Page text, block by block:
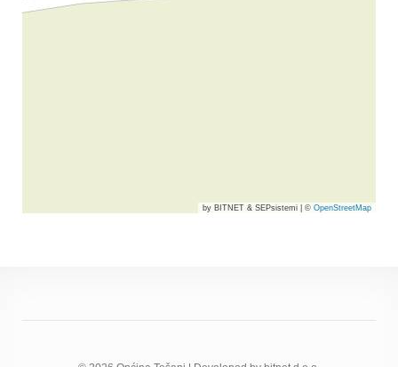
by BITNET & SEPsistemi © OpenStreetMap